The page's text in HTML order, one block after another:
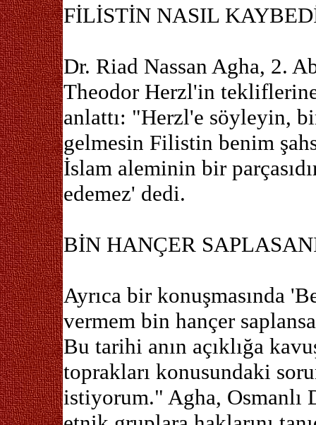
FİLİSTİN NASIL
Dr. Riad Nassan Agha, 2.
Theodor Herzl'in
anlattı: "Herzl'e söyleyin,
gelmesin Filistin benim
İslam aleminin bir
edemez' dedi.
BİN HANÇER
Ayrıca bir konuşmasında
vermem bin hançer
Bu tarihi anın açıklığa
toprakları konusundaki
istiyorum." Agha, Osmanlı